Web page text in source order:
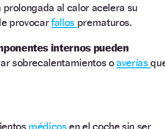
al calor acelera su
provocarfallos prematuros.
internos pueden
sobrecalentamientos oaverías
médicosen el coche sin ser